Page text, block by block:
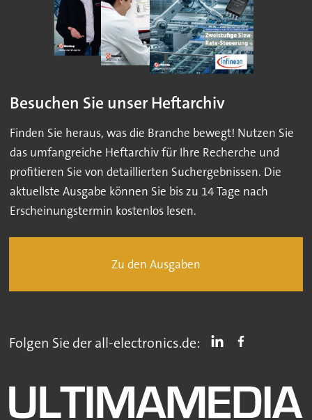
Besuchen Sie unser Heftarchiv
Finden Sie heraus, was die Branche bewegt! Nutzen Sie
das umfangreiche Heftarchiv für Ihre Recherche und
profitieren Sie von detaillierten Suchergebnissen. Die
aktuellste Ausgabe können Sie bis zu 14 Tage nach
Erscheinungstermin kostenlos lesen.
Zu den Ausgaben
Folgen Sie der all-electronics.de: